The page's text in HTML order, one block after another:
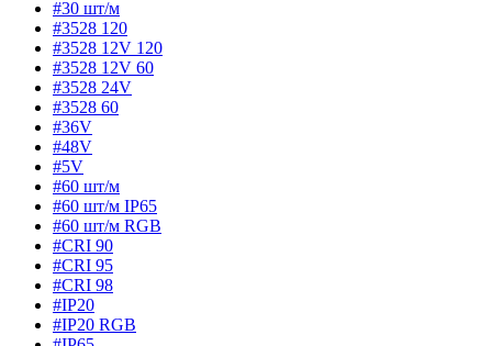
#30 шт/м
#3528 120
#3528 12V 120
#3528 12V 60
#3528 24V
#3528 60
#36V
#48V
#5V
#60 шт/м
#60 шт/м IP65
#60 шт/м RGB
#CRI 90
#CRI 95
#CRI 98
#IP20
#IP20 RGB